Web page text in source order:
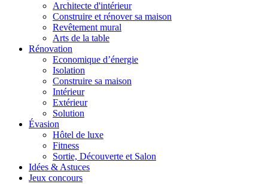
Architecte d'intérieur
Construire et rénover sa maison
Revêtement mural
Arts de la table
Rénovation
Economique d’énergie
Isolation
Construire sa maison
Intérieur
Extérieur
Solution
Évasion
Hôtel de luxe
Fitness
Sortie, Découverte et Salon
Idées & Astuces
Jeux concours